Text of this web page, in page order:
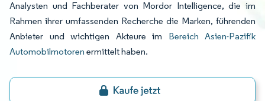
Analysten und Fachberater von Mordor Intelligence, die im
Rahmen ihrer umfassenden Recherche die Marken, führenden
Anbieter und wichtigen Akteure im Bereich Asien-Pazifik
Automobilmotoren ermittelt haben.